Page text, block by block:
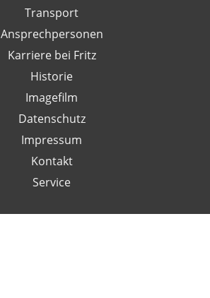
Transport
Ansprechpersonen
Karriere bei Fritz
Historie
Imagefilm
Datenschutz
Impressum
Kontakt
Service